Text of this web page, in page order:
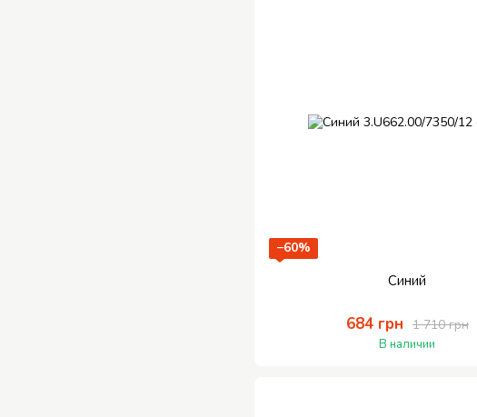
−60%
Синий
1 710 грн
684 грн
В наличии